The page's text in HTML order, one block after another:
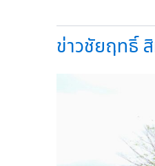
ข่าวชัยฤทธิ์